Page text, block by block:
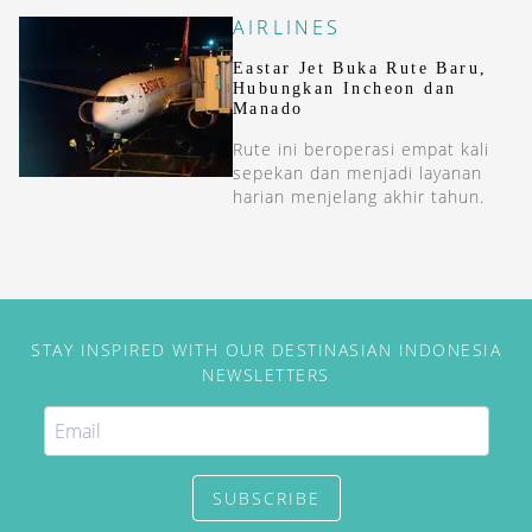
AIRLINES
Eastar Jet Buka Rute Baru,
Hubungkan Incheon dan
Manado
Rute ini beroperasi empat kali
sepekan dan menjadi layanan
harian menjelang akhir tahun.
STAY INSPIRED WITH OUR DESTINASIAN INDONESIA
NEWSLETTERS
SUBSCRIBE